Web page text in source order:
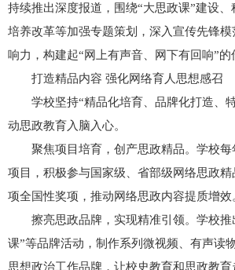
持续推出深度报道，围绕“大思政课”建设
培养改革等加强专题策划，深入宣传先锋
响力，构建起“网上有声音、网下有回响”的
打造精品内容 强化网络育人思想感召
学校坚持“精品化培育、品牌化打造、
动思政教育入脑入心。
聚焦项目培育，创产思政精品。学校每
项目，积极参与国家级、省部级网络思政
项全国性奖项，推动网络思政内容提质增效
擦亮思政品牌，实现精准引领。学校推
课”等品牌活动，制作系列微视频、有声读
思想政治工作品牌，让校史教育和思政教